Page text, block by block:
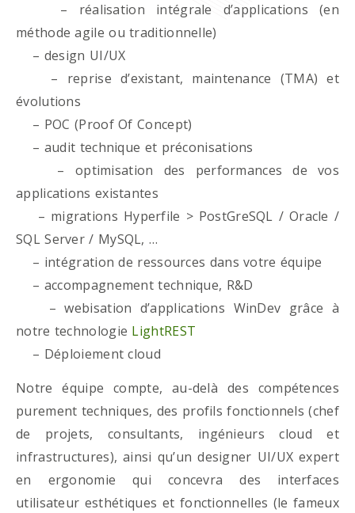
– réalisation intégrale d’applications (en
méthode agile ou traditionnelle)
– design UI/UX
– reprise d’existant, maintenance (TMA) et
évolutions
– POC (Proof Of Concept)
– audit technique et préconisations
– optimisation des performances de vos
applications existantes
– migrations Hyperfile > PostGreSQL / Oracle /
SQL Server / MySQL, …
– intégration de ressources dans votre équipe
– accompagnement technique, R&D
– webisation d’applications WinDev grâce à
notre technologie LightREST
– Déploiement cloud
Notre équipe compte, au-delà des compétences
purement techniques, des profils fonctionnels (chef
de projets, consultants, ingénieurs cloud et
infrastructures), ainsi qu’un designer UI/UX expert
en ergonomie qui concevra des interfaces
utilisateur esthétiques et fonctionnelles (le fameux